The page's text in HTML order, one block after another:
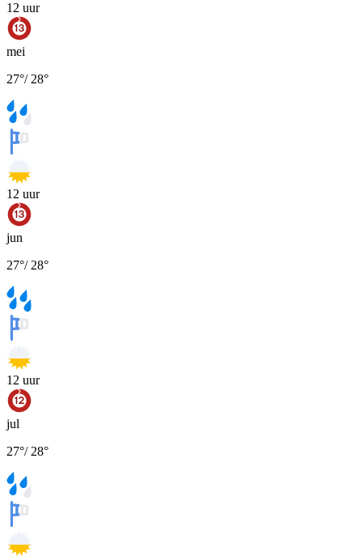
12 uur
mei
27°/ 28°
12 uur
jun
27°/ 28°
12 uur
jul
27°/ 28°